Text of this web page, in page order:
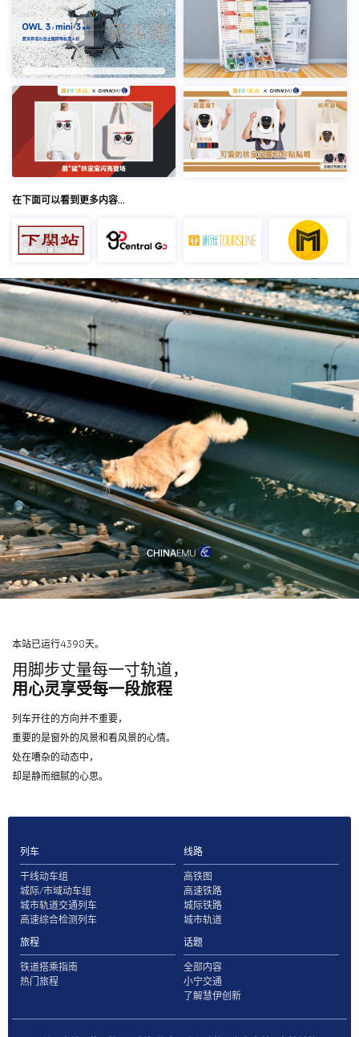
在下面可以看到更多内容…
本站已运行4398天。
用脚步丈量每一寸轨道，
用心灵享受每一段旅程
列车开往的方向并不重要，
重要的是窗外的风景和看风景的心情。
处在嘈杂的动态中，
却是静而细腻的心思。
列车
干线动车组
城际/市域动车组
城市轨道交通列车
高速综合检测列车
线路
高铁图
高速铁路
城际铁路
城市轨道
旅程
铁道搭乘指南
热门旅程
话题
全部内容
小宁交通
了解慧伊创新